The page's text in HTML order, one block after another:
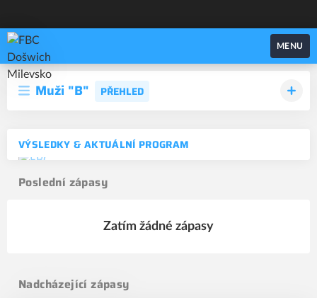
FBC Došwich Milevsko
MENU
Muži "B" PŘEHLED
VÝSLEDKY & AKTUÁLNÍ PROGRAM
Poslední zápasy
Zatím žádné zápasy
Nadcházející zápasy